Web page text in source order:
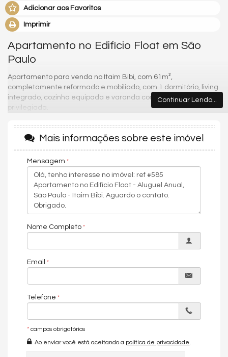
Adicionar aos Favoritos
Imprimir
Apartamento no Edifício Float em São
Paulo
Apartamento para venda no Itaim Bibi, com 61m²,
completamente reformado e mobiliado, com 1 dormitório, living
integrado, cozinha equipada e varanda com uma vista
privilegiada.
com sua família e amigos toda qualidade de vida que você
merece. Possui 2 vagas de garagem, piscina, academia, sala
bicicletário, piscina coberta, lavanderia coletiva, espaço
gourmet e segurança com monitoramento 24 horas.
O imóvel fica localizado no bairro da Vila Olímpia em São Paulo.
Próximo a pontos de interesse do bairro, como DeRose Method
Vila Olímpia, Insper, Universidade Anhembi-Morumbi, Shopping
Condições de pagamento: À vista ou financiamento.
Características do Imóvel
Living
Sala de Estar
Decorado
Móveis Planejados
Características do Empreendimento
Continuar Lendo...
Mais informações sobre este imóvel
Mensagem
Nome Completo
Email
Telefone
* campos obrigatórios
Ao enviar você está aceitando a política de privacidade.